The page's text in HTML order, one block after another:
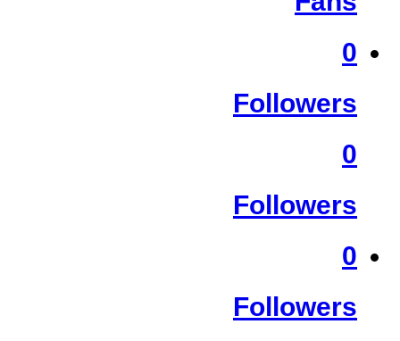
0
Followers
0
Followers
0
Followers